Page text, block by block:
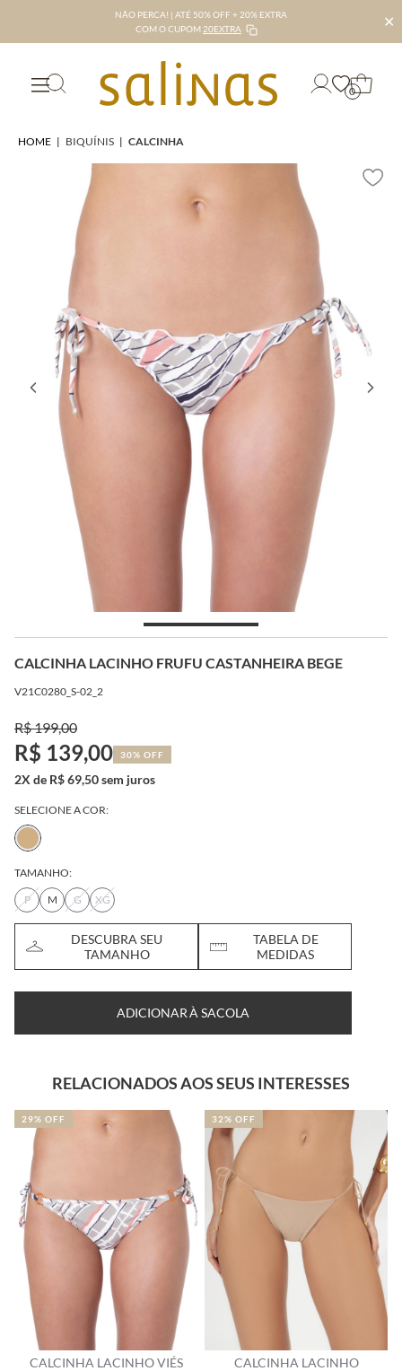
NÃO PERCA! | ATÉ 50% OFF + 20% EXTRA
COM O CUPOM 20EXTRA ✕
0
HOME | BIQUÍNIS | CALCINHA
CALCINHA LACINHO FRUFU CASTANHEIRA BEGE
V21C0280_S-02_2
R$ 199,00
R$ 139,00 30% OFF
2X de R$ 69,50 sem juros
SELECIONE A COR:
TAMANHO:
P
M G XG
DESCUBRA SEU
TAMANHO
TABELA DE
MEDIDAS
ADICIONAR À SACOLA
RELACIONADOS AOS SEUS INTERESSES
CALCINHA LACINHO
32% OFF
CALCINHA LACINHO FRUFRU
29% OFF